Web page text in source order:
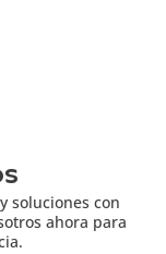
soluciones con
ahora para